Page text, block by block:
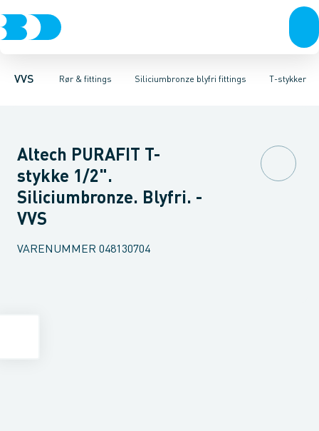
VVS Rør & fittings
Rør & fittingsPressfittings & rørKuglehaner & ventilerAfløb
Siliciumbronze blyfri fittings
Sorte fittings & rørGalvaniseret fittings & rørRustfrit fittings
T-stykker
NippelrørVinkler muffe-nippelVinkler muffe-muffe T-stykker
Altech PURAFIT T-
stykke 1/2".
Siliciumbronze. Blyfri. -
VVS
VARENUMMER 048130704